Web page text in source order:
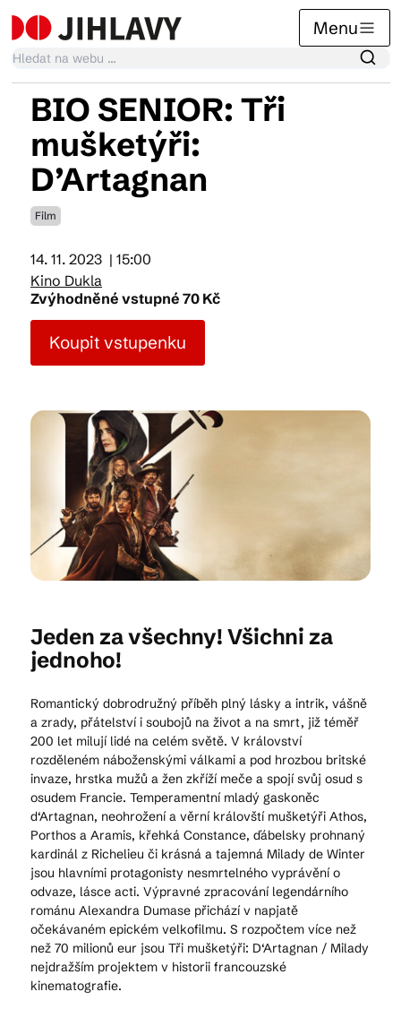
Menu
Kalendář akcí
Tradiční akce
Články
Suvenýry
Kam vyrazit
CS
© 2026 Brána Jihlavy
BIO SENIOR: Tři
mušketýři:
D’Artagnan
Film
14. 11. 2023 | 15:00
Kino Dukla
Zvýhodněné vstupné 70 Kč
Koupit vstupenku
Jeden za všechny! Všichni za
jednoho!
Romantický dobrodružný příběh plný lásky a intrik, vášně
a zrady, přátelství i soubojů na život a na smrt, již téměř
200 let milují lidé na celém světě. V království
rozděleném náboženskými válkami a pod hrozbou britské
invaze, hrstka mužů a žen zkříží meče a spojí svůj osud s
osudem Francie. Temperamentní mladý gaskoněc
d‘Artagnan, neohrožení a věrní královští mušketýři Athos,
Porthos a Aramis, křehká Constance, ďábelsky prohnaný
kardinál z Richelieu či krásná a tajemná Milady de Winter
jsou hlavními protagonisty nesmrtelného vyprávění o
odvaze, lásce acti. Výpravné zpracování legendárního
románu Alexandra Dumase přichází v napjatě
očekávaném epickém velkofilmu. S rozpočtem více než
než 70 milionů eur jsou Tři mušketýři: D‘Artagnan / Milady
nejdražším projektem v historii francouzské
kinematografie.